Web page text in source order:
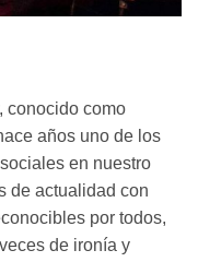
conocido como
años uno de los
en nuestro
de actualidad con
por todos,
de ironía y